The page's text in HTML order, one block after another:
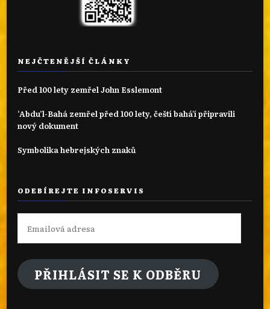
NEJČTENĚJŠÍ ČLÁNKY
Před 100 lety zemřel John Esslemont
‘Abdu’l-Bahá zemřel před 100 lety, čeští bahá'í připravili
nový dokument
Symbolika hebrejských znaků
ODEBÍREJTE INFOSERVIS
adresa
PŘIHLÁSIT SE K ODBĚRU